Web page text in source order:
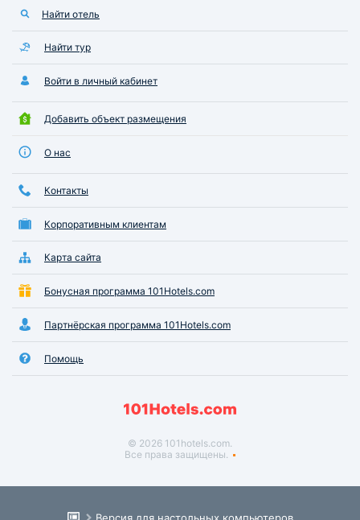
Найти отель
Найти тур
Войти в личный кабинет
Добавить объект размещения
О нас
Контакты
Корпоративным клиентам
Карта сайта
Бонусная программа 101Hotels.com
Партнёрская программа 101Hotels.com
Помощь
© 2026 101hotels.com.
Все права защищены.
Версия для настольных компьютеров